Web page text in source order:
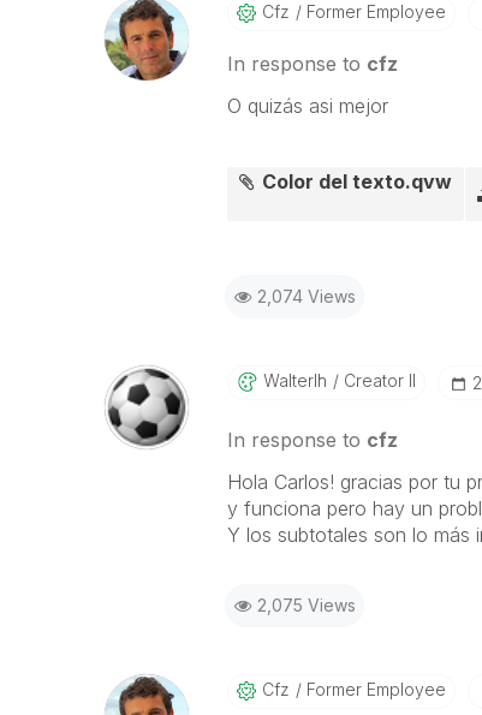
Cfz Former Employee
In response to cfz
O quizás asi mejor
Color del texto.qvw
2,074 Views
Walterlh Creator II
In response to cfz
Hola Carlos! gracias por tu
y funciona pero hay un
Y los subtotales son lo más
2,075 Views
Cfz Former Employee